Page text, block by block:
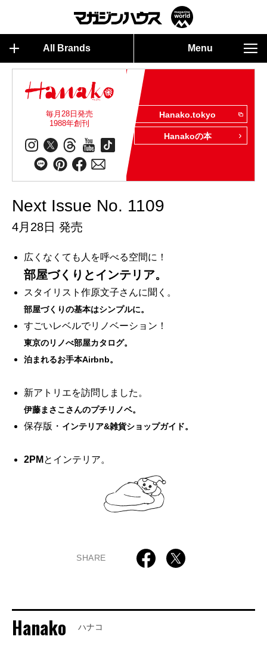
All Brands Menu
毎月28日発売
1988年創刊
Hanako.tokyo
Hanakoの本
Next Issue No. 1109
4月28日 発売
広くなくても人を呼べる空間に！
部屋づくりとインテリア。
スタイリスト作原文子さんに聞く。
部屋づくりの基本はシンプルに。
すごいレベルでリノベーション！
東京のリノべ部屋カタログ。
泊まれるお手本Airbnb。
新アトリエを訪問しました。
伊藤まさこさんのプチリノベ。
保存版・ インテリア&雑貨ショップガイド。
2PM とインテリア。
SHARE
Hanako ハナコ